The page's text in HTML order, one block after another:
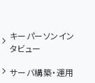
キーパーソンイン
タビュー
サーバ構築・運用